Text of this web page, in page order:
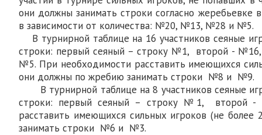
они должны занимать строки согласно жеребьевке
в зависимости от количества: №20, №13, №28 и №5.
В турнирной таблице на 16 участников сеяные
строки: первый сеяный – строку №1, второй -
№5. При необходимости расставить имеющихся
они должны по жребию занимать строки №8 и №9.
В турнирной таблице на 8 участников сеяные
строки: первый сеяный – строку №1, второй
расставить имеющихся сильных игроков (не
занимать строки №6 и №3.